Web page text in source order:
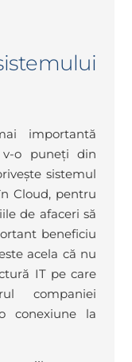
importantă
o puneți din
sistemul
Cloud, pentru
de afaceri să
beneficiu
acela că nu
IT pe care
companiei
conexiune la